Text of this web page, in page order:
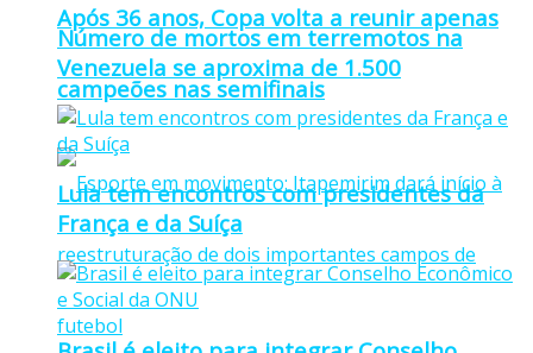
Após 36 anos, Copa volta a reunir apenas
campeões nas semifinais
Número de mortos em terremotos na
Venezuela se aproxima de 1.500
Lula tem encontros com presidentes da
França e da Suíça